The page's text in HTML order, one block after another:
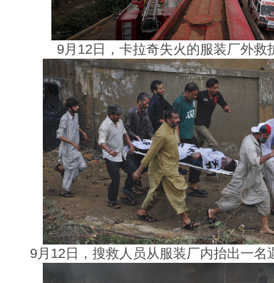
9月12日，卡拉奇失火的服装厂外救
9月12日，搜救人员从服装厂内抬出一名